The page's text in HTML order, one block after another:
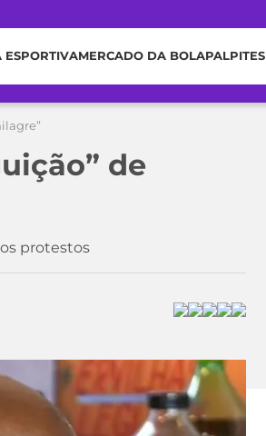
ESPORTIVAMERCADO DA BOLAPALPITES
de
protestos